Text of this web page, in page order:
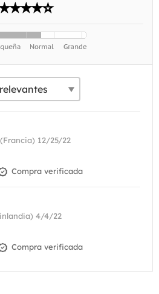
12/25/22
Compra verificada
4/4/22
Compra verificada